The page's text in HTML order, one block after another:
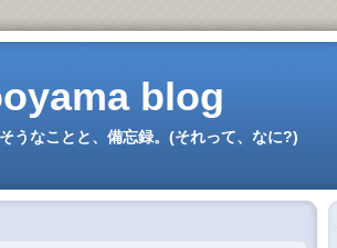
blog
うなことと、備忘録。(それって、なに?)